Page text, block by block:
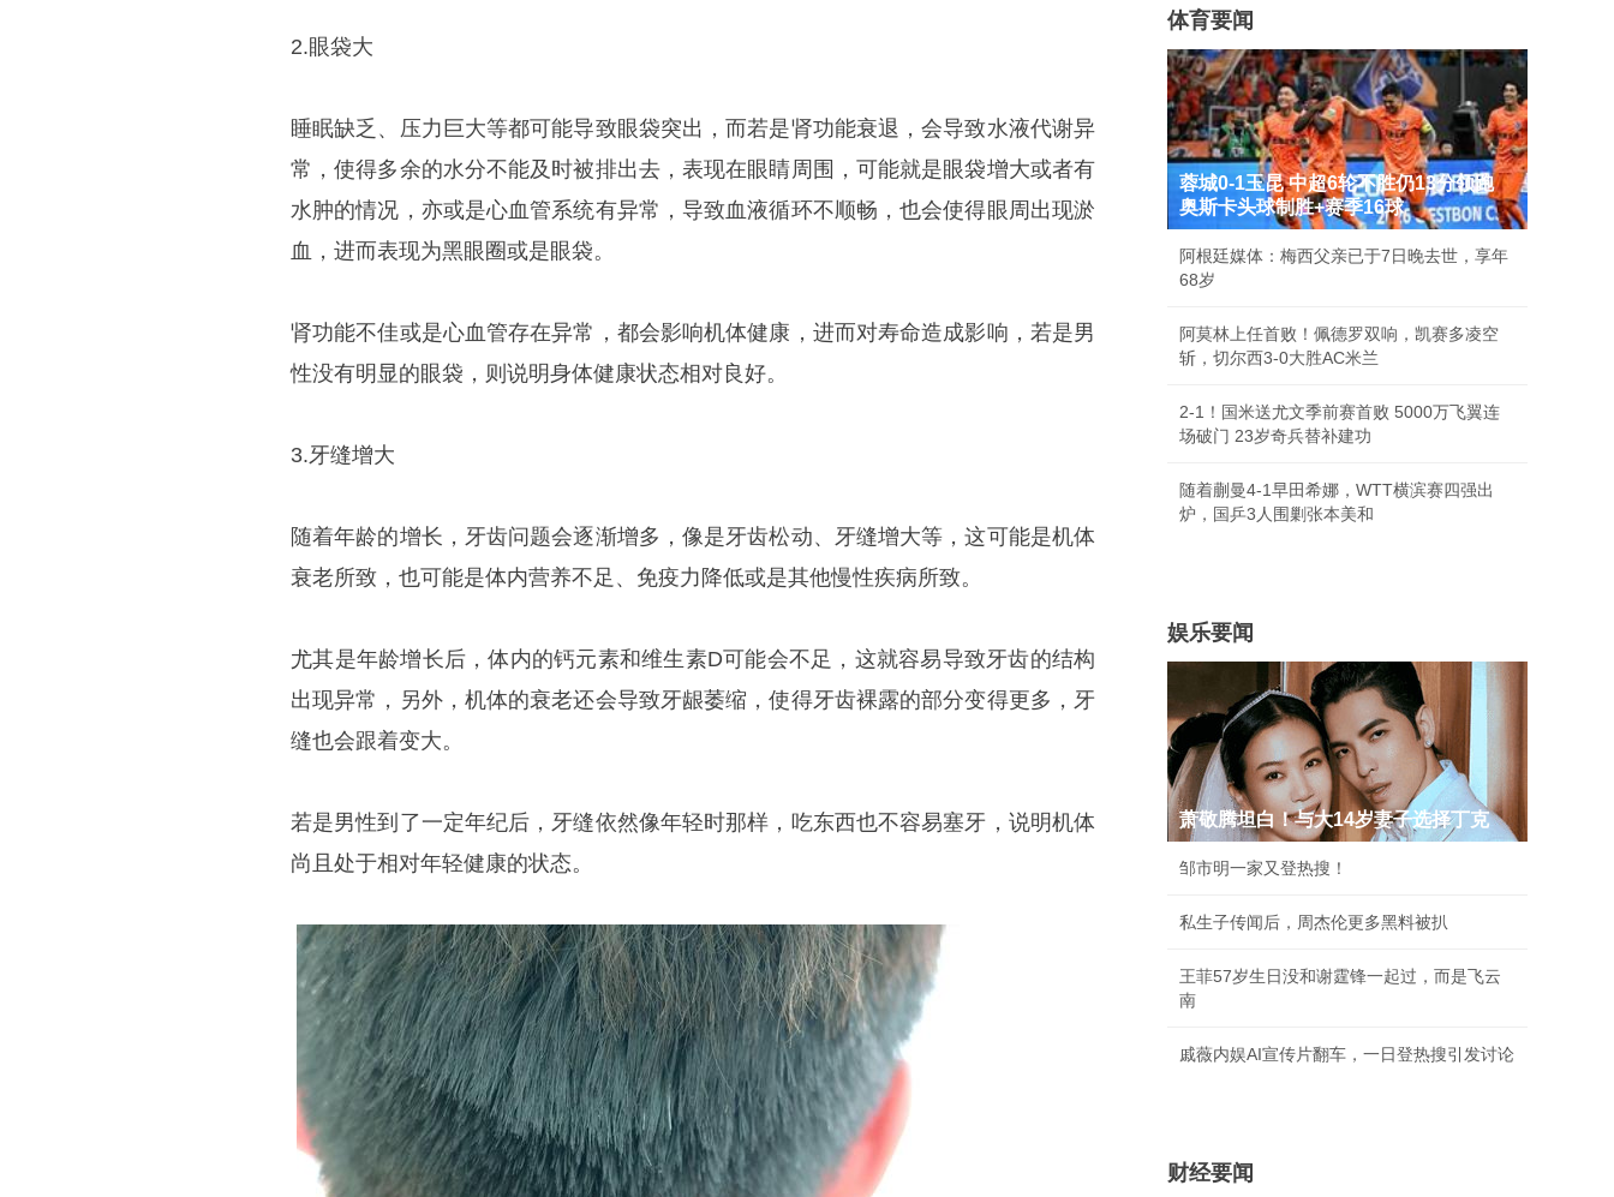
2.眼袋大
睡眠缺乏、压力巨大等都可能导致眼袋突出，而若是肾功能衰退，会导致水液代谢异
常，使得多余的水分不能及时被排出去，表现在眼睛周围，可能就是眼袋增大或者有
水肿的情况，亦或是心血管系统有异常，导致血液循环不顺畅，也会使得眼周出现淤
血，进而表现为黑眼圈或是眼袋。
肾功能不佳或是心血管存在异常，都会影响机体健康，进而对寿命造成影响，若是男
性没有明显的眼袋，则说明身体健康状态相对良好。
3.牙缝增大
随着年龄的增长，牙齿问题会逐渐增多，像是牙齿松动、牙缝增大等，这可能是机体
衰老所致，也可能是体内营养不足、免疫力降低或是其他慢性疾病所致。
尤其是年龄增长后，体内的钙元素和维生素D可能会不足，这就容易导致牙齿的结构
出现异常，另外，机体的衰老还会导致牙龈萎缩，使得牙齿裸露的部分变得更多，牙
缝也会跟着变大。
若是男性到了一定年纪后，牙缝依然像年轻时那样，吃东西也不容易塞牙，说明机体
尚且处于相对年轻健康的状态。
体育要闻
蓉城0-1玉昆 中超6轮不胜仍13分领跑
奥斯卡头球制胜+赛季16球
阿根廷媒体：梅西父亲已于7日晚去世，享年
68岁
阿莫林上任首败！佩德罗双响，凯赛多凌空
斩，切尔西3-0大胜AC米兰
2-1！国米送尤文季前赛首败 5000万飞翼连
场破门 23岁奇兵替补建功
随着蒯曼4-1早田希娜，WTT横滨赛四强出
炉，国乒3人围剿张本美和
娱乐要闻
萧敬腾坦白！与大14岁妻子选择丁克
邹市明一家又登热搜！
私生子传闻后，周杰伦更多黑料被扒
王菲57岁生日没和谢霆锋一起过，而是飞云
南
戚薇内娱AI宣传片翻车，一日登热搜引发讨论
财经要闻